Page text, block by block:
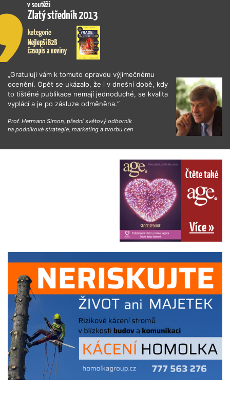
„Gratuluji vám k tomuto opravdu výjimečnému
ocenění. Opět se ukázalo, že i v dnešní době, kdy
to tištěné publikace nemají jednoduché, se kvalita
vyplácí a je po zásluze odměněna.“
Prof. Hermann Simon, přední světový odborník
na podnikové strategie, marketing a tvorbu cen
Čtěte také
Více »